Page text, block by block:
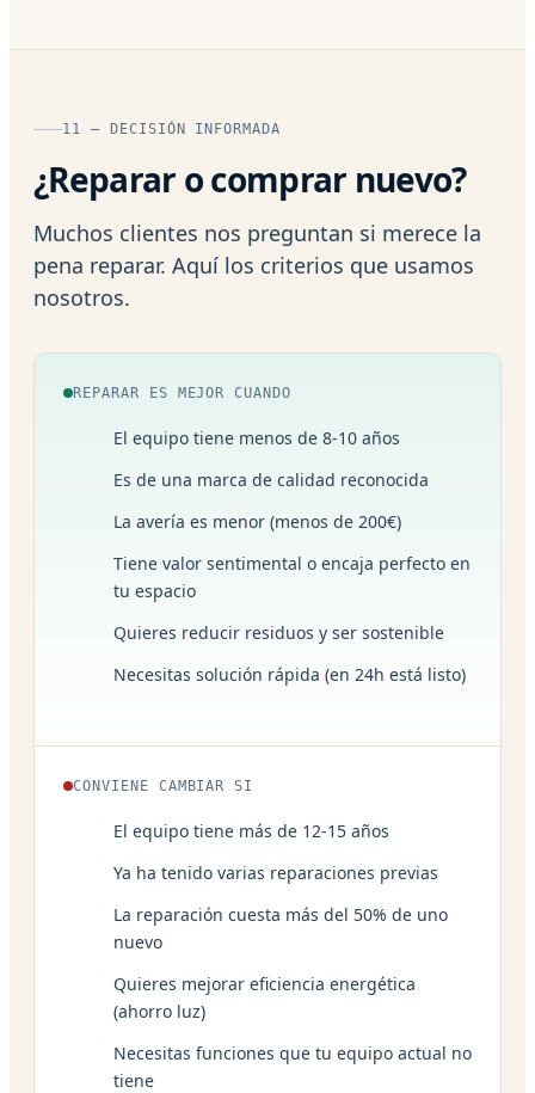
11 — DECISIÓN INFORMADA
¿Reparar o comprar nuevo?
Muchos clientes nos preguntan si merece la
pena reparar. Aquí los criterios que usamos
nosotros.
REPARAR ES MEJOR CUANDO
El equipo tiene menos de 8-10 años
Es de una marca de calidad reconocida
La avería es menor (menos de 200€)
Tiene valor sentimental o encaja perfecto en
tu espacio
Quieres reducir residuos y ser sostenible
Necesitas solución rápida (en 24h está listo)
CONVIENE CAMBIAR SI
El equipo tiene más de 12-15 años
Ya ha tenido varias reparaciones previas
La reparación cuesta más del 50% de uno
nuevo
Quieres mejorar eficiencia energética
(ahorro luz)
Necesitas funciones que tu equipo actual no
tiene